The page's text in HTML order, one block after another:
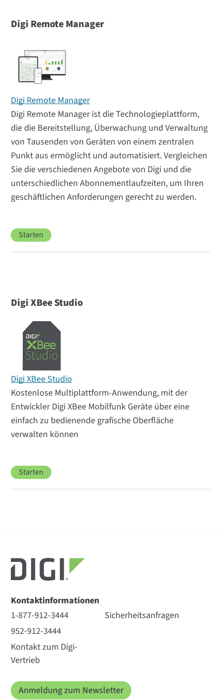
Digi Remote Manager
Digi Remote Manager
Digi Remote Manager ist die Technologieplattform,
die die Bereitstellung, Überwachung und Verwaltung
von Tausenden von Geräten von einem zentralen
Punkt aus ermöglicht und automatisiert. Vergleichen
Sie die verschiedenen Angebote von Digi und die
unterschiedlichen Abonnementlaufzeiten, um Ihren
geschäftlichen Anforderungen gerecht zu werden.
Starten
Digi XBee Studio
Digi XBee Studio
Kostenlose Multiplattform-Anwendung, mit der
Entwickler Digi XBee Mobilfunk Geräte über eine
einfach zu bedienende grafische Oberfläche
verwalten können
Starten
Kontaktinformationen
1-877-912-3444
952-912-3444
Kontakt zum Digi-
Vertrieb
Sicherheitsanfragen
Anmeldung zum Newsletter